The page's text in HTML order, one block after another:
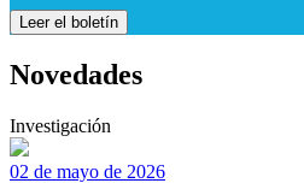
Leer el boletín
Novedades
Investigación
02 de mayo de 2026